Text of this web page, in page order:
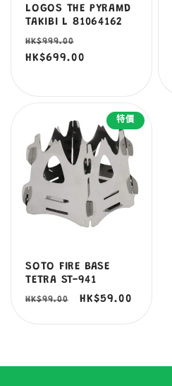
LOGOS THE PYRAMD
TAKIBI L 81064162
定
價
HK$999.00
價
HK$699.00
特價
SOTO FIRE BASE
TETRA ST-941
定
HK$99.00
售
HK$59.00